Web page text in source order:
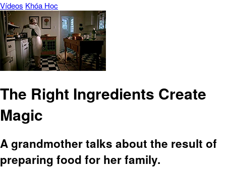
Vídeos Khóa Học
The Right Ingredients Create
Magic
A grandmother talks about the result of
preparing food for her family.